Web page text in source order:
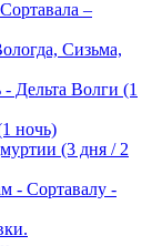
–
Сизьма,
Дельта Волги (1
ночь)
(3 дня / 2
- Сортавалу -